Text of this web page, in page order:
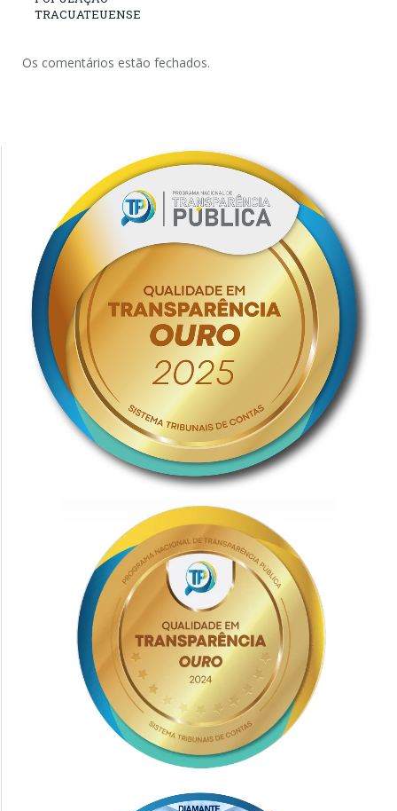
TRACUATEUENSE
Os comentários estão fechados.